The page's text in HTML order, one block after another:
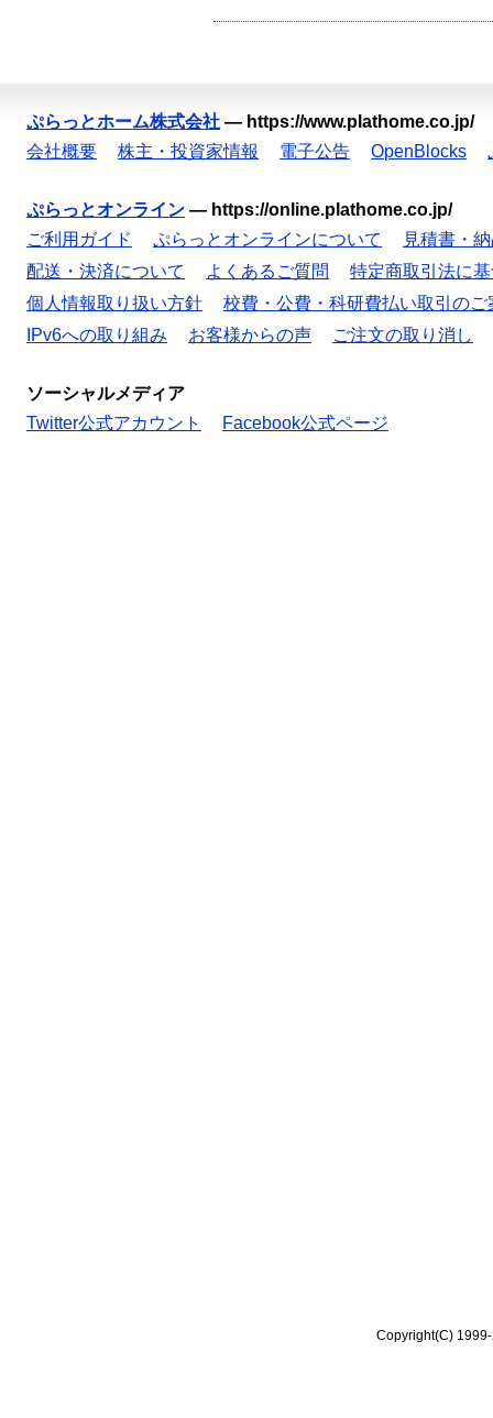
ぷらっとホーム株式会社 — https://www.plathome.co.jp/
会社概要
株主・投資家情報 電子公告 OpenBlocks
ぷらっとオンライン — https://online.plathome.co.jp/
ご利用ガイド
ぷらっとオンラインについて
見積書・
配送・決済について
よくあるご質問
特定商取引法に
個人情報取り扱い方針
校費・公費・科研費払い取引のご
IPv6への取り組み
お客様からの声 ご注文の取り消し
ソーシャルメディア
Twitter公式アカウント
Facebook公式ページ
Copyright(C)